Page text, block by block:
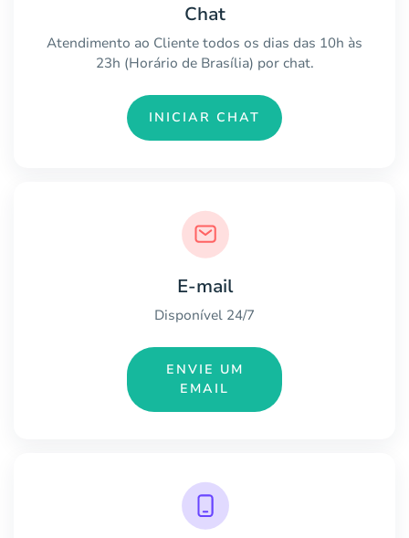
Chat
Atendimento ao Cliente todos os dias das 10h às
23h (Horário de Brasília) por chat.
INICIAR CHAT
E-mail
Disponível 24/7
ENVIE UM
EMAIL